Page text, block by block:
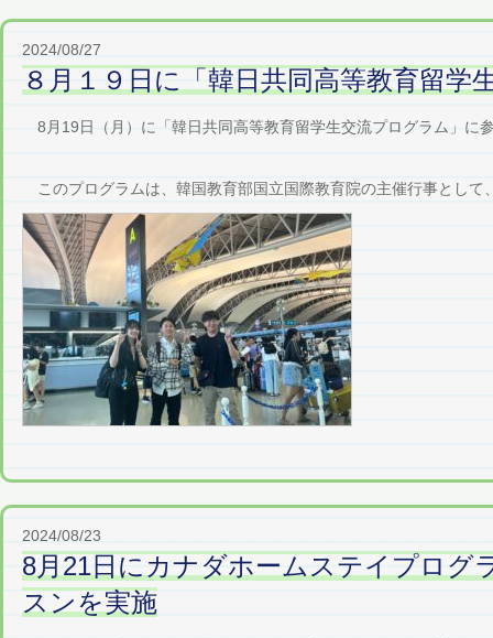
2024/08/27
８月１９日に「韓日共同高等教育留
8月19日（月）に「韓日共同高等教育留学生交流プログラム」に
このプログラムは、韓国教育部国立国際教育院の主催行事として
2024/08/23
8月21日にカナダホームステイプログ
スンを実施